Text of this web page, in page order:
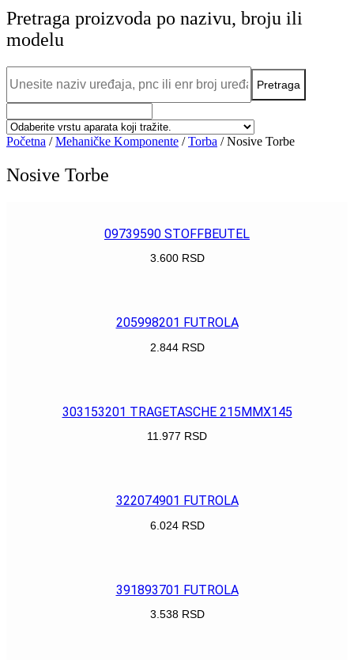
Pretraga proizvoda po nazivu, broju ili
modelu
Početna /Mehaničke Komponente /Torba / Nosive Torbe
Nosive Torbe
09739590 STOFFBEUTEL
3.600 RSD
205998201 FUTROLA
2.844 RSD
303153201 TRAGETASCHE 215MMX145
11.977 RSD
322074901 FUTROLA
6.024 RSD
391893701 FUTROLA
3.538 RSD